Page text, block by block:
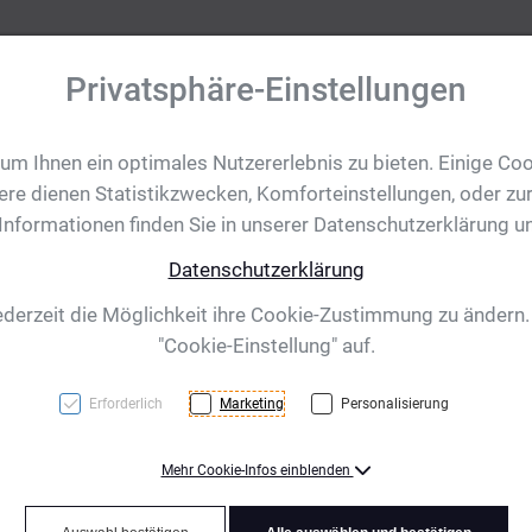
Ihre Eventanfrage Shop für CH/
mm
Privatsphäre-Einstellungen
Ihnen ein optimales Nutzererlebnis zu bieten. Einige
dienen Statistikzwecken, Komforteinstellungen, oder
finden Sie in unserer Datenschutzerklärung
Datenschutzerklärung
die Möglichkeit ihre Cookie-Zustimmung zu
"Cookie-Einstellung" auf.
Erforderlich Marketing Personalisierung
Mehr Cookie-Infos einblenden